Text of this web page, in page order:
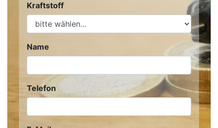
Kraftstoff
Name
Telefon